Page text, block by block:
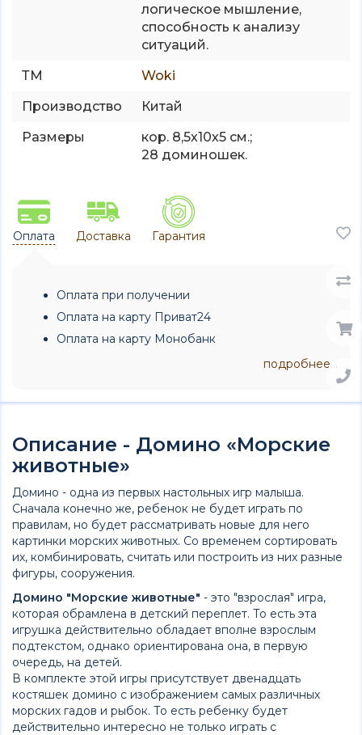
логическое мышление,
способность к анализу
ситуаций.
ТМ
Woki
Производство
Китай
Размеры
кор. 8,5х10х5 см.;
28 доминошек.
Оплата Доставка Гарантия
Оплата при получении
Оплата на карту Приват24
Оплата на карту Монобанк
подробнее...
Описание - Домино «Морские
животные»
Домино - одна из первых настольных игр малыша.
Сначала конечно же, ребенок не будет играть по
правилам, но будет рассматривать новые для него
картинки морских животных. Со временем сортировать
их, комбинировать, считать или построить из них разные
фигуры, сооружения.
Домино "Морские животные" - это "взрослая" игра,
которая обрамлена в детский переплет. То есть эта
игрушка действительно обладает вполне взрослым
подтекстом, однако ориентирована она, в первую
очередь, на детей.
В комплекте этой игры присутствует двенадцать
костяшек домино с изображением самых различных
морских гадов и рыбок. То есть ребенку будет
действительно интересно не только играть с